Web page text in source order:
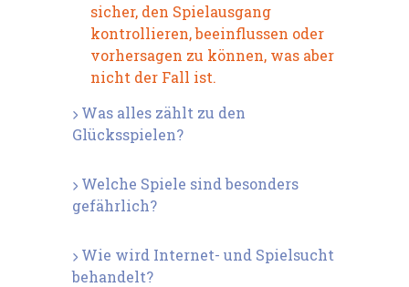
sicher, den Spielausgang
kontrollieren, beeinflussen oder
vorhersagen zu können, was aber
nicht der Fall ist.
Was alles zählt zu den
Glücksspielen?
Welche Spiele sind besonders
gefährlich?
Wie wird Internet- und Spielsucht
behandelt?